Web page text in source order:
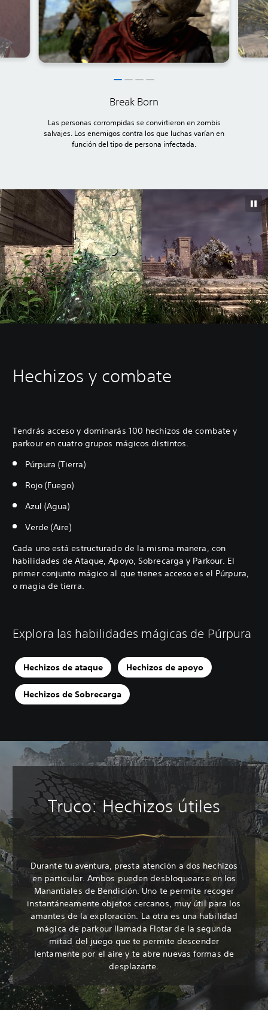
Break Born
Las personas corrompidas se convirtieron en zombis
salvajes. Los enemigos contra los que luchas varían en
función del tipo de persona infectada.
Hechizos y combate
Tendrás acceso y dominarás 100 hechizos de combate y
parkour en cuatro grupos mágicos distintos.
Púrpura (Tierra)
Rojo (Fuego)
Azul (Agua)
Verde (Aire)
Cada uno está estructurado de la misma manera, con
habilidades de Ataque, Apoyo, Sobrecarga y Parkour. El
primer conjunto mágico al que tienes acceso es el Púrpura,
o magia de tierra.
Explora las habilidades mágicas de Púrpura
Hechizos de ataque Hechizos de apoyo
Hechizos de Sobrecarga
Truco: Hechizos útiles
Durante tu aventura, presta atención a dos hechizos
en particular. Ambos pueden desbloquearse en los
Manantiales de Bendición. Uno te permite recoger
instantáneamente objetos cercanos, muy útil para los
amantes de la exploración. La otra es una habilidad
mágica de parkour llamada Flotar de la segunda
mitad del juego que te permite descender
lentamente por el aire y te abre nuevas formas de
desplazarte.